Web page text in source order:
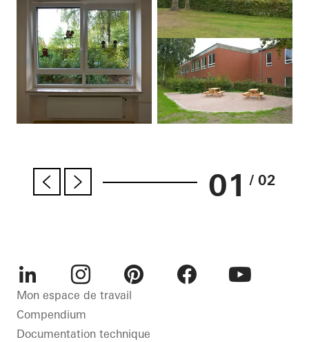
01 / 02
LinkedInInstagramPinterest
Mon espace de travail
Compendium
Documentation technique